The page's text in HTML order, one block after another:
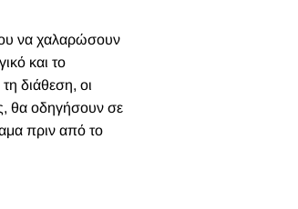
να χαλαρώσουν
και το
διάθεση, οι
θα οδηγήσουν σε
πριν από το